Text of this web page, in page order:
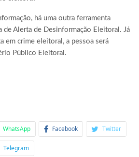
há uma outra ferramenta
de Alerta de Desinformação Eleitoral. Já
em crime eleitoral, a pessoa será
Público Eleitoral.
WhatsApp Facebook Twitter
Telegram